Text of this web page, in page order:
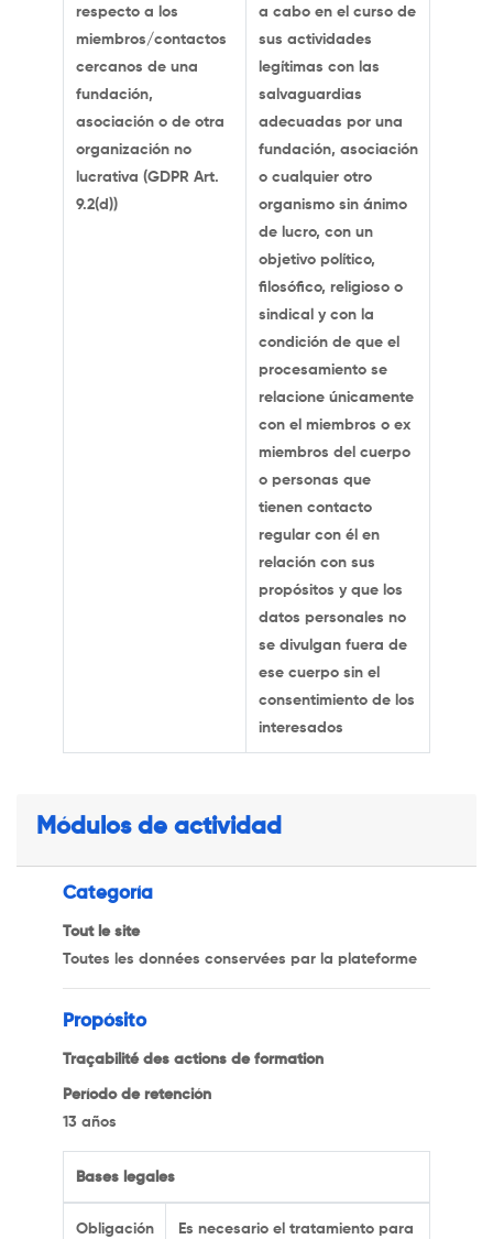
respecto a los
miembros/contactos
cercanos de una
fundación,
asociación o de otra
organización no
lucrativa (GDPR Art.
9.2(d))
a cabo en el curso de
sus actividades
legítimas con las
salvaguardias
adecuadas por una
fundación, asociación
o cualquier otro
organismo sin ánimo
de lucro, con un
objetivo político,
filosófico, religioso o
sindical y con la
condición de que el
procesamiento se
relacione únicamente
con el miembros o ex
miembros del cuerpo
o personas que
tienen contacto
regular con él en
relación con sus
propósitos y que los
datos personales no
se divulgan fuera de
ese cuerpo sin el
consentimiento de los
interesados
Módulos de actividad
Categoría
Tout le site
Toutes les données conservées par la plateforme
Propósito
Traçabilité des actions de formation
Período de retención
13 años
Bases legales
Obligación
Es necesario el tratamiento para